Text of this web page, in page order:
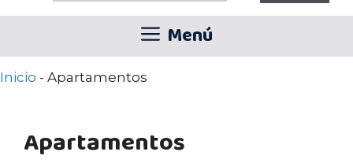
Menú
Inicio - Apartamentos
Apartamentos